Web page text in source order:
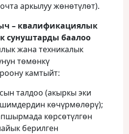
аркылуу жөнөтүлөт).
– квалификациялык
сунуштарды баалоо
жана техникалык
төмөнкү
камтыйт:
талдоо (акыркы эки
көчүрмөлөрү);
көрсөтүлгөн
берилген